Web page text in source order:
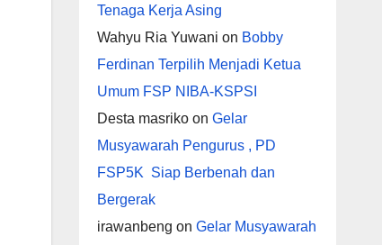
Tenaga Kerja Asing
Wahyu Ria Yuwani on Bobby
Ferdinan Terpilih Menjadi Ketua
Umum FSP NIBA-KSPSI
Desta masrikoon Gelar
Musyawarah Pengurus , PD
FSP5K Siap Berbenah dan
Bergerak
irawanbeng on Gelar Musyawarah